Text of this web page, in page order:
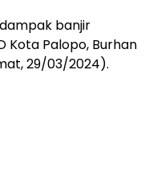
banjir
Kota Palopo, Burhan
29/03/2024).